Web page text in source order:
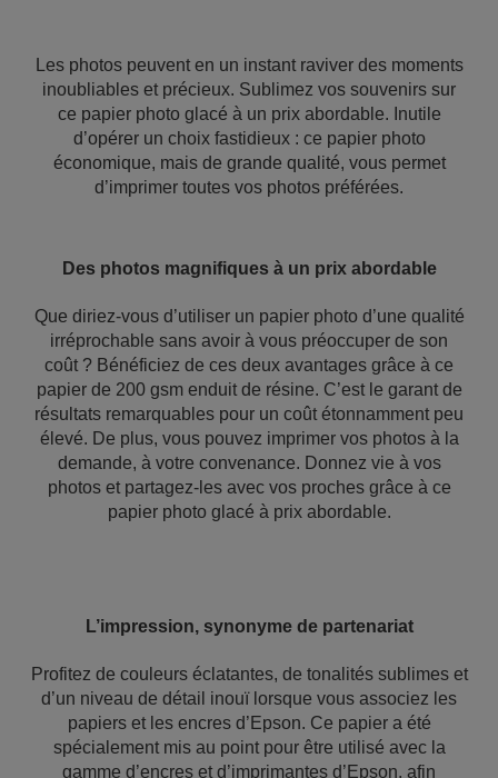
Les photos peuvent en un instant raviver des moments
inoubliables et précieux. Sublimez vos souvenirs sur
ce papier photo glacé à un prix abordable. Inutile
d’opérer un choix fastidieux : ce papier photo
économique, mais de grande qualité, vous permet
d’imprimer toutes vos photos préférées.
Des photos magnifiques à un prix abordable
Que diriez-vous d’utiliser un papier photo d’une qualité
irréprochable sans avoir à vous préoccuper de son
coût ? Bénéficiez de ces deux avantages grâce à ce
papier de 200 gsm enduit de résine. C’est le garant de
résultats remarquables pour un coût étonnamment peu
élevé. De plus, vous pouvez imprimer vos photos à la
demande, à votre convenance. Donnez vie à vos
photos et partagez-les avec vos proches grâce à ce
papier photo glacé à prix abordable.
L’impression, synonyme de partenariat
Profitez de couleurs éclatantes, de tonalités sublimes et
d’un niveau de détail inouï lorsque vous associez les
papiers et les encres d’Epson. Ce papier a été
spécialement mis au point pour être utilisé avec la
gamme d’encres et d’imprimantes d’Epson, afin